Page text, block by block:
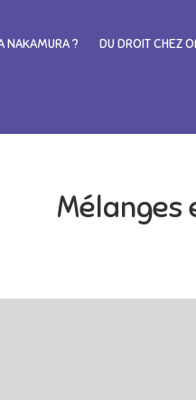
NAKAMURA ? DU DROIT CHEZ
Mélanges